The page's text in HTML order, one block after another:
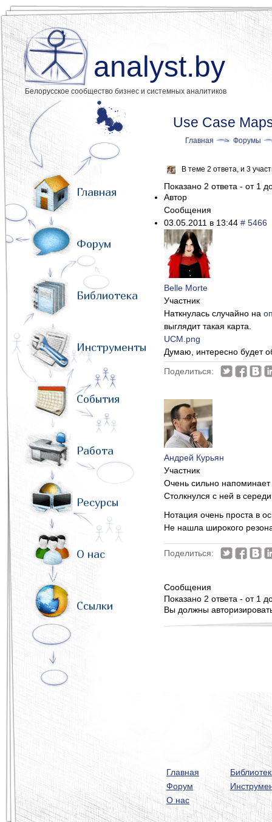
analyst.by
Белорусское сообщество бизнес и системных аналитиков
Главная
Форум
Библиотека
Инструменты
События
Работа
Ресурсы
О нас
Ссылки
Use Case
Главная Форумы
В теме 2 ответа, и 3
Показано 2 ответа - от 1
Автор
Сообщения
03.05.2011 в 13:44 # 5466
Belle Morte
Участник
Наткнулась случайно на
выглядит такая карта.
UCM.png
Думаю, интересно будет
Поделиться:
Андрей Курьян
Участник
Очень сильно
Столкнулся с ней в
Нотация очень проста в
Не нашла широкого
Поделиться:
Сообщения
Показано 2 ответа - от 1
Вы должны
Главная
Форум
О нас